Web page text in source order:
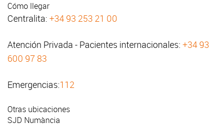
Cómo llegar
Centralita: +34 93 253 21 00
Atención Privada - Pacientes internacionales: +34 93
600 97 83
Emergencias:112
Otras ubicaciones
SJD Numància